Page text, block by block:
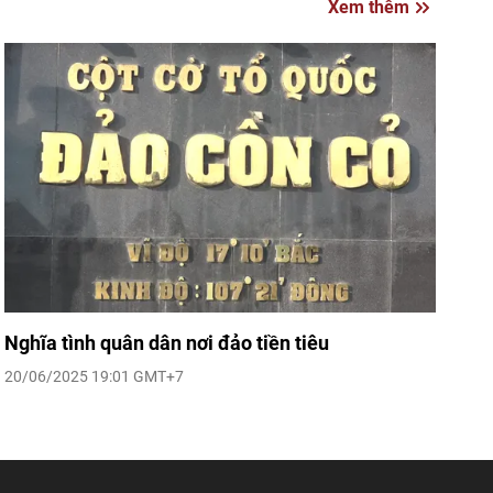
Xem thêm
Nghĩa tình quân dân nơi đảo tiền tiêu
20/06/2025 19:01 GMT+7